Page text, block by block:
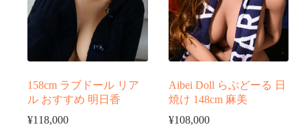
158cm ラブドール リア
ル おすすめ 明日香
¥118,000
Aibei Doll らぶどーる 日
焼け 148cm 麻美
¥108,000